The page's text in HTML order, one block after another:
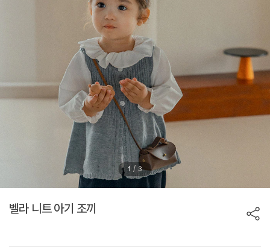
1 / 3
벨라 니트 아기 조끼